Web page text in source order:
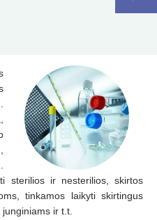
sterilios ir nesterilios, skirtos
tinkamos laikyti skirtingus
ir t.t.